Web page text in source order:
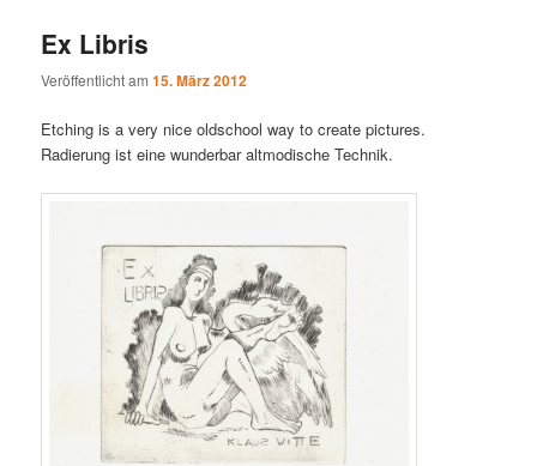
Ex Libris
Veröffentlicht am15. März 2012
Etching is a very nice oldschool way to create pictures.
Radierung ist eine wunderbar altmodische Technik.